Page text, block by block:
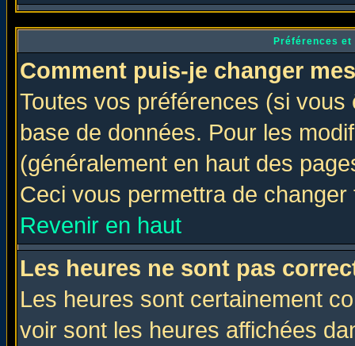
Préférences
Comment puis-je changer
Toutes vos préférences (si
base de données. Pour les
(généralement en haut des
Ceci vous permettra de
Revenir en haut
Les heures ne sont pas
Les heures sont certainement
voir sont les heures affichées